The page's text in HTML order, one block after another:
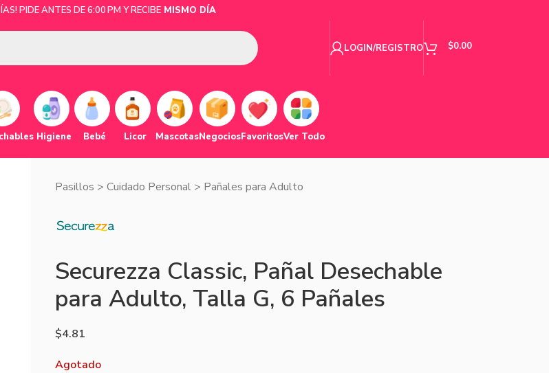
PIDE ANTES DE 6:00 PM Y RECIBE MISMO DÍA
LOGIN/REGISTRO $0.00
Higiene Bebé Licor MascotasNegociosFavoritosVer Todo
Pasillos > Cuidado Personal> Pañales para Adulto
Securezza Classic, Pañal Desechable
para Adulto, Talla G, 6 Pañales
$4.81
Agotado